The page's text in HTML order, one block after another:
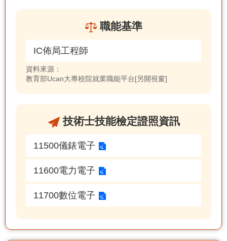
職能基準
IC佈局工程師
資料來源：
教育部Ucan大專校院就業職能平台[另開視窗]
技術士技能檢定證照資訊
11500儀錶電子
11600電力電子
11700數位電子